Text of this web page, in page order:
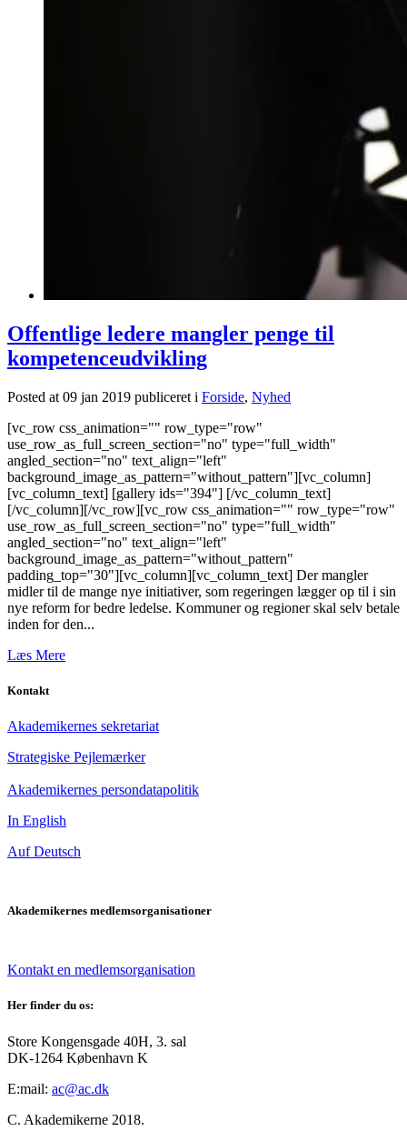
Offentlige ledere mangler penge til
kompetenceudvikling
Posted at 09 jan 2019 publiceret i Forside, Nyhed
[vc_row css_animation="" row_type="row"
use_row_as_full_screen_section="no" type="full_width"
angled_section="no" text_align="left"
background_image_as_pattern="without_pattern"][vc_column]
[vc_column_text] [gallery ids="394"] [/vc_column_text]
[/vc_column][/vc_row][vc_row css_animation="" row_type="row"
use_row_as_full_screen_section="no" type="full_width"
angled_section="no" text_align="left"
background_image_as_pattern="without_pattern"
padding_top="30"][vc_column][vc_column_text] Der mangler
midler til de mange nye initiativer, som regeringen lægger op til i sin
nye reform for bedre ledelse. Kommuner og regioner skal selv betale
inden for den...
Læs Mere
Kontakt
Akademikernes sekretariat
Strategiske Pejlemærker
Akademikernes persondatapolitik
In English
Auf Deutsch
Akademikernes medlemsorganisationer
Kontakt en medlemsorganisation
Her finder du os:
Store Kongensgade 40H, 3. sal
DK-1264 København K
E:mail: ac@ac.dk
C. Akademikerne 2018.